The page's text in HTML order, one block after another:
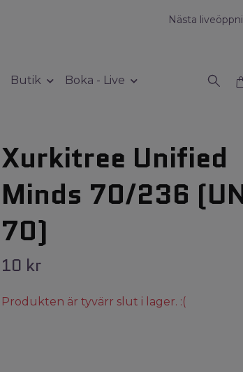
Nästa
Butik Boka - Live
Xurkitree Unified
Minds 70/236
70)
10 kr
Produkten är tyvärr slut i lager. :(